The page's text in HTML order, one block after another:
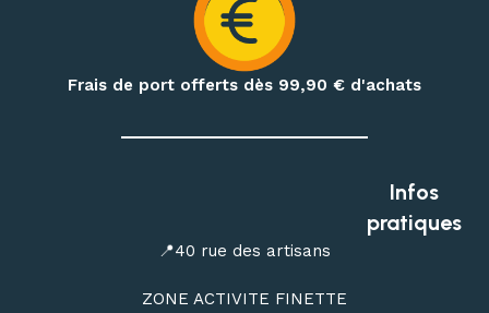
Préparez également vos treks et nuits en pleine nature
avec notre matériel de bivouac :réchauds, cartouches de
gaz à visser, popotes, couverts, hamacs, moustiquaires,
livraison de votre matériel d’escalade, de canyoning, de
randonnée et de bivouac partout à La Réunion.
Frais de port offerts dès 99,90 € d'achats
Infos
pratiques
📍40 rue des artisans
ZONE ACTIVITE FINETTE